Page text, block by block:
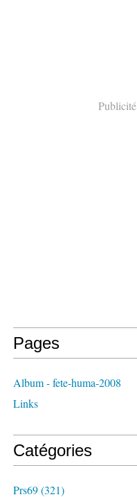
Publicité
Pages
Album - fete-huma-2008
Links
Catégories
Prs69(321)